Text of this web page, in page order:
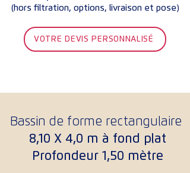
(hors filtration, options, livraison et pose)
VOTRE DEVIS PERSONNALISÉ
Bassin de forme rectangulaire
8,10 X 4,0 m à fond plat
Profondeur 1,50 mètre